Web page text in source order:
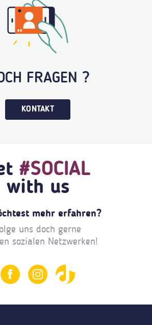
FRAGEN ?
KONTAKT
#SOCIAL
with us
mehr erfahren?
uns doch gerne
sozialen Netzwerken!